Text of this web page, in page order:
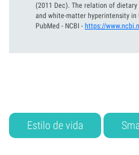
(2011 Dec). The relation of
and white-matter hyperintensity in
PubMed - NCBI - https://
Estilo de vida